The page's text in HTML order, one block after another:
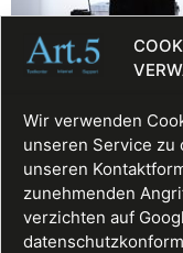
Wir verwenden
unseren Service zu
unseren
zunehmenden
verzichten auf